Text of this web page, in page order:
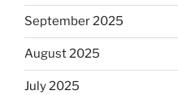
September 2025
August 2025
July 2025